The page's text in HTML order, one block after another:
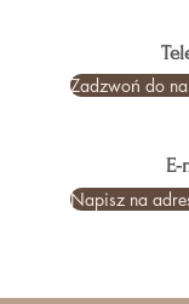
Zadzwoń do
E-
Napisz na